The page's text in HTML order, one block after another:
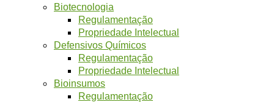
Biotecnologia
Regulamentação
Propriedade Intelectual
Defensivos Químicos
Regulamentação
Propriedade Intelectual
Bioinsumos
Regulamentação